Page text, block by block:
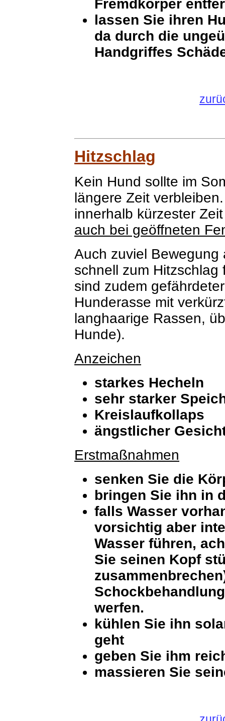
Fremdkörper
lassen Sie ihren
da durch die
Handgriffes
Hitzschlag
Kein Hund sollte im
längere Zeit
innerhalb kürzester
auch bei geöffneten
Auch zuviel Bewegung
schnell zum
sind zudem
Hunderasse mit
langhaarige Rassen,
Hunde).
Anzeichen
starkes Hecheln
sehr starker
Kreislaufkollaps
ängstlicher
Erstmaßnahmen
senken Sie die
bringen Sie ihn in
falls Wasser
vorsichtig aber
Wasser führen,
Sie seinen Kopf
werfen.
kühlen Sie ihn
geht
geben Sie ihm
massieren Sie